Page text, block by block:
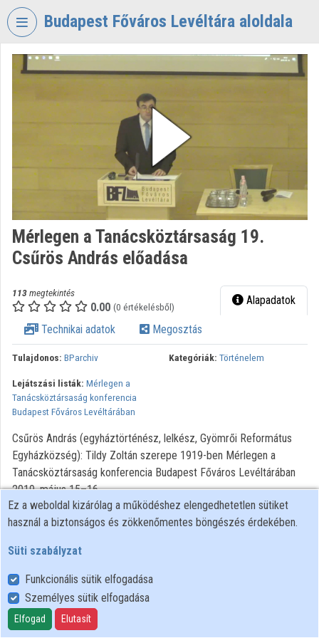
Fejléc kihagyása
Budapest Főváros Levéltára aloldala
VIDEO
BUDAPEST
FŐVÁROS
LEVÉLTÁRA
Intézményi kezdőlap
Bejelentkezés
Kategóriák
Intézményi listák
Közreműködők
Mérlegen a Tanácsköztársaság 19.
Csűrös András előadása
113megtekintés
0.00 (0 értékelésből) Alapadatok
Technikai adatok Megosztás
Tulajdonos: BParchiv Kategóriák: Történelem
Lejátszási listák: Mérlegen a
Tanácsköztársaság konferencia
Budapest Főváros Levéltárában
Csűrös András (egyháztörténész, lelkész, Gyömrői Református
Egyházközség): Tildy Zoltán szerepe 1919-ben Mérlegen a
Tanácsköztársaság konferencia Budapest Főváros Levéltárában
2019. május 15–16.
Felhasználói szabályzat
Adatkezelési tájékoztató
Süti szabályzat
Ez a weboldal kizárólag a működéshez elengedhetetlen sütiket
használ a biztonságos és zökkenőmentes böngészés érdekében.
Süti szabályzat
Funkcionális sütik elfogadása
Személyes sütik elfogadása
Elfogad Elutasít